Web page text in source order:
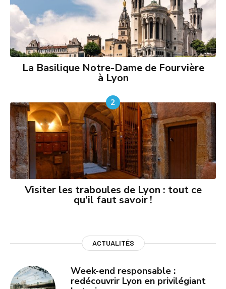
La Basilique Notre-Dame de Fourvière
à Lyon
2
Visiter les traboules de Lyon : tout ce
qu’il faut savoir !
ACTUALITÉS
Week-end responsable :
redécouvrir Lyon en privilégiant